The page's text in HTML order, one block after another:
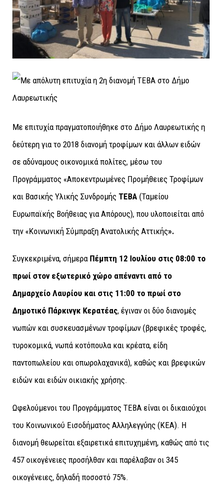
Με επιτυχία πραγματοποιήθηκε στο Δήμο Λαυρεωτικής η
δεύτερη για το 2018 διανομή τροφίμων και άλλων ειδών
σε αδύναμους οικονομικά πολίτες, μέσω του
Προγράμματος «Αποκεντρωμένες Προμήθειες Τροφίμων
και Βασικής Υλικής Συνδρομής ΤΕΒΑ (Ταμείου
Ευρωπαϊκής Βοήθειας για Απόρους), που υλοποιείται από
την «Κοινωνική Σύμπραξη Ανατολικής Αττικής».
Συγκεκριμένα, σήμερα Πέμπτη 12 Ιουλίου στις 08:00 το
πρωί στον εξωτερικό χώρο απέναντι από το
Δημαρχείο Λαυρίου και στις 11:00 το πρωί στο
Δημοτικό Πάρκινγκ Κερατέας, έγιναν οι δύο διανομές
νωπών και συσκευασμένων τροφίμων (βρεφικές τροφές,
τυροκομικά, νωπά κοτόπουλα και κρέατα, είδη
παντοπωλείου και οπωρολαχανικά), καθώς και βρεφικών
ειδών και ειδών οικιακής χρήσης.
Ωφελούμενοι του Προγράμματος ΤΕΒΑ είναι οι δικαιούχοι
του Κοινωνικού Εισοδήματος Αλληλεγγύης (ΚΕΑ). H
διανομή θεωρείται εξαιρετικά επιτυχημένη, καθώς από τις
457 οικογένειες προσήλθαν και παρέλαβαν οι 345
οικογένειες, δηλαδή ποσοστό 75%.